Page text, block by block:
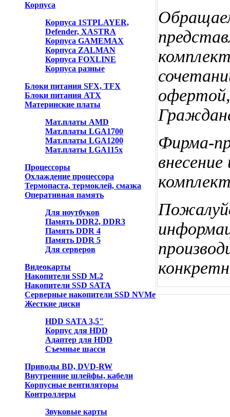
Корпуса
Корпуса 1STPLAYER,
Defender, XASTRA
Корпуса GAMEMAX
Корпуса ZALMAN
Корпуса FOXLINE
Корпуса разные
Блоки питания SFX, TFX
Блоки питания ATX
Материнские платы
Мат.платы AMD
Мат.платы LGA1700
Мат.платы LGA1200
Мат.платы LGA115x
Процессоры
Охлаждение процессора
Термопаста, термоклей, смазка
Оперативная память
Для ноутбуков
Память DDR2, DDR3
Память DDR 4
Память DDR 5
Для серверов
Видеокарты
Накопители SSD M.2
Накопители SSD SATA
Серверные накопители SSD NVMe
Жесткие диски
HDD SATA 3,5"
Корпус для HDD
Адаптер для HDD
Съемные шасси
Приводы BD, DVD-RW
Внутренние шлейфы, кабели
Корпусные вентиляторы
Контроллеры
Звуковые карты
Фирма-